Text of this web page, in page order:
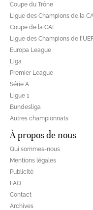
Coupe du Trône
Ligue des Champions de la
Coupe de la CAF
Ligue des Champions de
Europa League
Liga
Premier League
Série A
Ligue 1
Bundesliga
Autres championnats
À propos de nous
Qui sommes-nous
Mentions légales
Publicité
FAQ
Contact
Archives